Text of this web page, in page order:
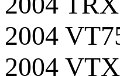
2004
2004